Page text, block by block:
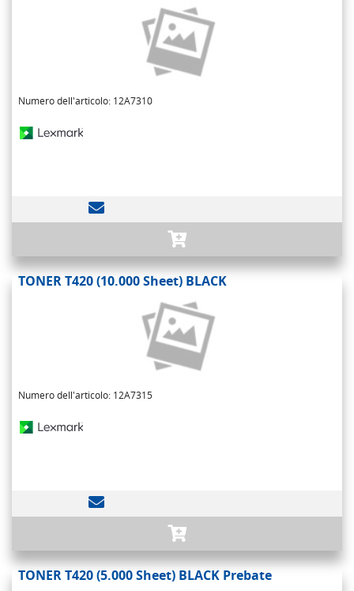
Numero dell'articolo: 12A7310
TONER T420 (10.000 Sheet) BLACK
Numero dell'articolo: 12A7315
TONER T420 (5.000 Sheet) BLACK Prebate